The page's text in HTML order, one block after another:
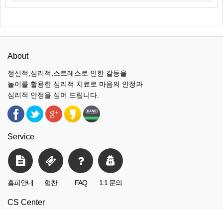
About
정신적,심리적,스트레스로 인한 갈등을
놀이를 활용한 심리적 치료로 마음의 안정과
심리적 안정을 심어 드립니다.
Service
홈피안내 협찬 FAQ 1:1 문의
CS Center